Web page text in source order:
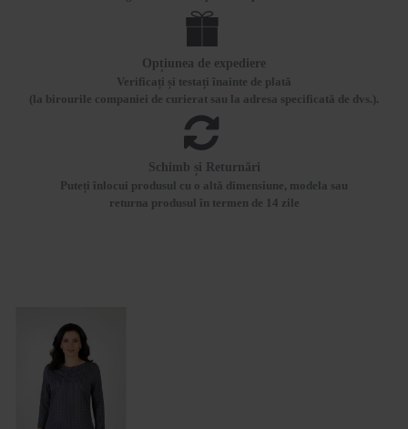
Opțiunea de expediere
Verificați și testați înainte de plată
(la birourile companiei de curierat sau la adresa specificată de dvs.).
Schimb și Returnări
Puteți înlocui produsul cu o altă dimensiune, modela sau
returna produsul în termen de 14 zile